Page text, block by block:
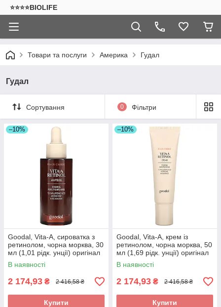
⭐⭐⭐⭐BIOLIFE
Товари та послуги Америка Гудал
Гудал
Сортування 0 Фільтри
–10%
Goodal, Vita-A, сироватка з
ретинолом, чорна морква, 30
мл (1,01 рідк. унції) оригінал
В наявності
2 174,93 ₴ 2 416,58 ₴
Купити
–10%
Goodal, Vita-A, крем із
ретинолом, чорна морква, 50
мл (1,69 рідк. унції) оригінал
В наявності
2 174,93 ₴ 2 416,58 ₴
Купити